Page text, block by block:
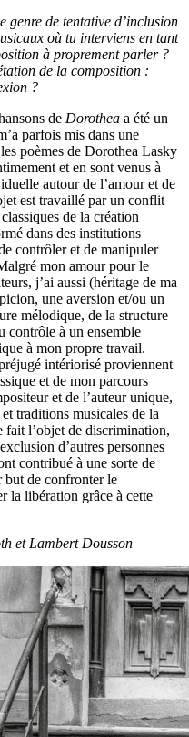
de tentative d’inclusion
où tu interviens en tant
à proprement parler ?
de la composition :
?
de Dorothea a été un
parfois mis dans une
poèmes de Dorothea Lasky
et en sont venus à
autour de l’amour et de
est travaillé par un conflit
de la création
dans des institutions
contrôler et de manipuler
mon amour pour le
j’ai aussi (héritage de ma
une aversion et/ou un
mélodique, de la structure
contrôle à un ensemble
à mon propre travail.
intériorisé proviennent
et de mon parcours
et de l’auteur unique,
traditions musicales de la
fait l’objet de discrimination,
d’autres personnes
contribué à une sorte de
but de confronter le
la libération grâce à cette
et Lambert Dousson